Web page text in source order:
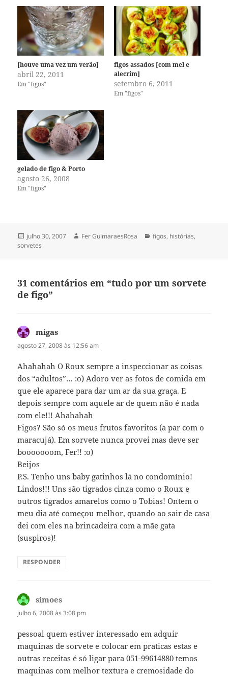
[houve uma vez um verão]
abril 22, 2011
Em "figos"
figos assados [com mel e
alecrim]
setembro 6, 2011
Em "figos"
gelado de figo & Porto
agosto 26, 2008
Em "figos"
Publicado
em
julho 30, 2007 Autor
Fer GuimaraesRosa Categorias
figos, histórias,
sorvetes
31 comentários em “tudo por um sorvete
de figo”
migas
agosto 27, 2008 às 12:56 am
Ahahahah O Roux sempre a inspeccionar as coisas
dos “adultos”… :o) Adoro ver as fotos de comida em
que ele aparece para dar um ar da sua graça. E
depois sempre com aquele ar de quem não é nada
com ele!!! Ahahahah
Figos? São só os meus frutos favoritos (a par com o
maracujá). Em sorvete nunca provei mas deve ser
booooooom, Fer!! :o)
Beijos
P.S. Tenho uns baby gatinhos lá no condomínio!
Lindos!!! Uns são tigrados cinza como o Roux e
outros tigrados amarelos como o Tobias! Ontem o
meu dia até começou melhor, quando ao sair de casa
dei com eles na brincadeira com a mãe gata
(suspiros)!
RESPONDER
simoes
julho 6, 2008 às 3:08 pm
pessoal quem estiver interessado em adquir
maquinas de sorvete e colocar em praticas estas e
outras receitas é só ligar para 051-99614880 temos
maquinas com melhor textura e cremosidade do